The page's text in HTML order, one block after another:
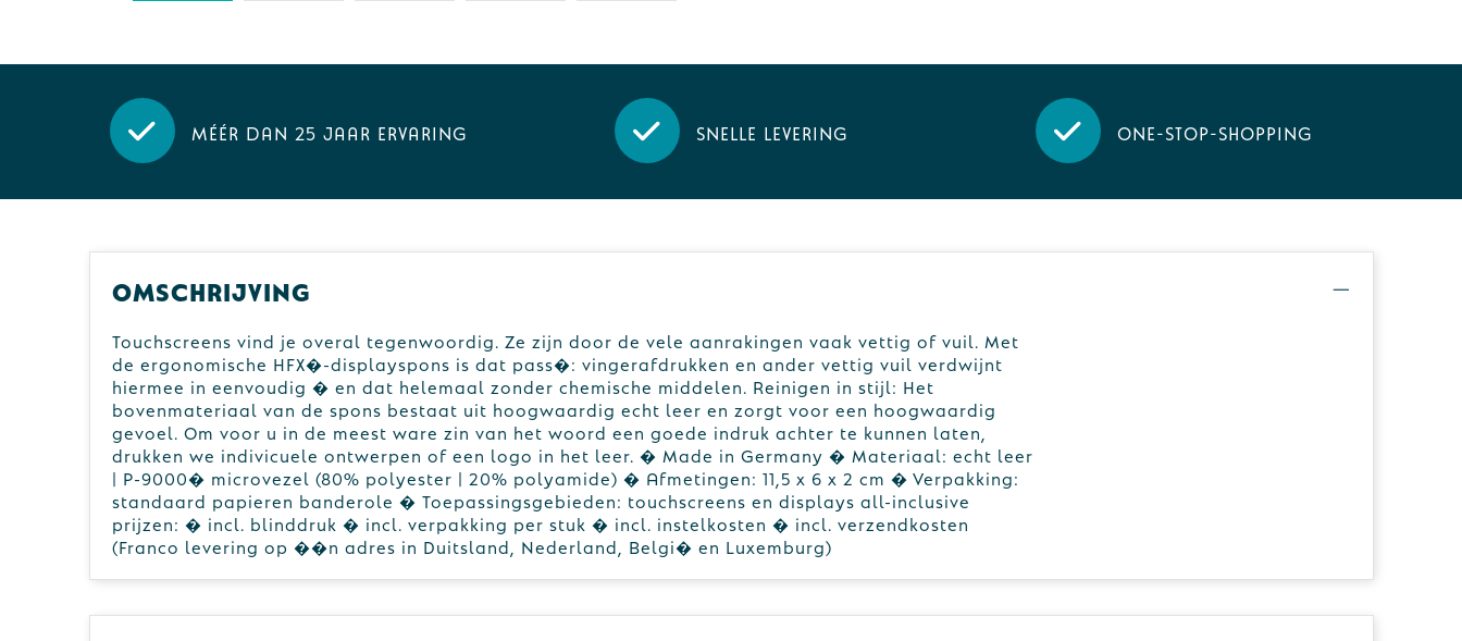
Méér dan 25 jaar ervaring Snelle levering One-stop-shopping
Omschrijving
Touchscreens vind je overal tegenwoordig. Ze zijn door de vele aanrakingen vaak vettig of vuil. Met
de ergonomische HFX�-displayspons is dat pass�: vingerafdrukken en ander vettig vuil verdwijnt
hiermee in eenvoudig � en dat helemaal zonder chemische middelen. Reinigen in stijl: Het
bovenmateriaal van de spons bestaat uit hoogwaardig echt leer en zorgt voor een hoogwaardig
gevoel. Om voor u in de meest ware zin van het woord een goede indruk achter te kunnen laten,
drukken we indivicuele ontwerpen of een logo in het leer. � Made in Germany � Materiaal: echt leer
| P-9000� microvezel (80% polyester | 20% polyamide) � Afmetingen: 11,5 x 6 x 2 cm � Verpakking:
standaard papieren banderole � Toepassingsgebieden: touchscreens en displays all-inclusive
prijzen: � incl. blinddruk � incl. verpakking per stuk � incl. instelkosten � incl. verzendkosten
(Franco levering op ��n adres in Duitsland, Nederland, Belgi� en Luxemburg)